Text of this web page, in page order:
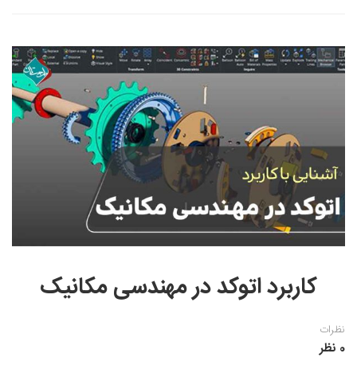
آموزش مجازی طراحی لباس
آموزش مجازی طراحی داخلی
نقاشی آبرنگ
نقاشی کودک و نوجوان
طراحی سیاه قلم
نقاشی مینیاتور(نگارگری)
خوشنویسی نستعلیق
خوشنویسی با خودکار
خط نقاشی
کاربرد اتوکد در مهندسی مکانیک
نظرات
0 نظر